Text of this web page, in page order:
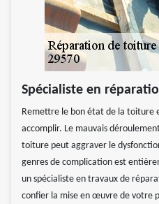
Spécialiste en
Remettre le bon état de la toiture
accomplir. Le mauvais
toiture peut aggraver le
genres de complication est
un spécialiste en travaux de
confier la mise en œuvre de votre